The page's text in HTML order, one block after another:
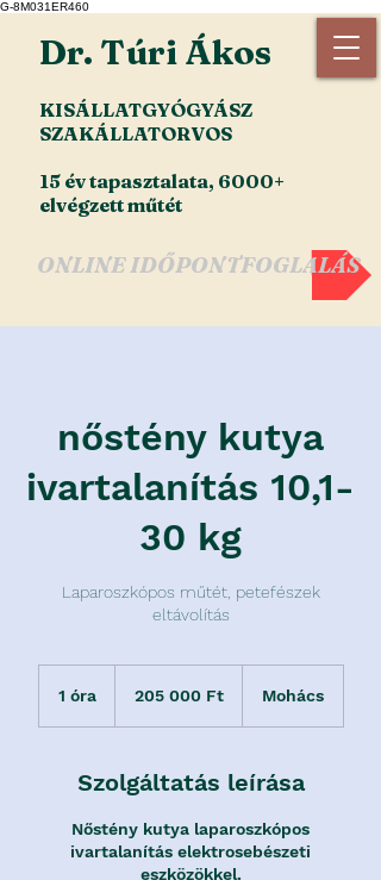
G-8M031ER460
ONLINE IDŐPONTFOGLALÁS
Dr. Túri Ákos
KISÁLLATGYÓGYÁSZ
SZAKÁLLATORVOS
15 év tapasztalata, 6000+
elvégzett műtét
nőstény kutya
ivartalanítás 10,1-
30 kg
Laparoszkópos műtét, petefészek
eltávolítás
1 óra1
forint205 000 Ft Mohács
Szolgáltatás leírása
Nőstény kutya laparoszkópos
ivartalanítás elektrosebészeti
eszközökkel.